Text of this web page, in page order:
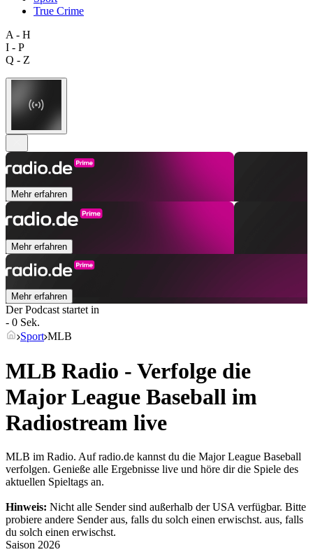
True Crime
A - H
I - P
Q - Z
Mehr erfahren
Mehr erfahren
Mehr erfahren
Der Podcast startet in
- 0 Sek.
Sport MLB
MLB Radio - Verfolge die
Major League Baseball im
Radiostream live
MLB im Radio. Auf radio.de kannst du die Major League Baseball
verfolgen. Genieße alle Ergebnisse live und höre dir die Spiele des
aktuellen Spieltags an.
Hinweis: Nicht alle Sender sind außerhalb der USA verfügbar. Bitte
probiere andere Sender aus, falls du solch einen erwischst. aus, falls
du solch einen erwischst.
Saison 2026